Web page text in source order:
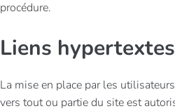
procédure.
Liens hypertextes
La mise en place par les
vers tout ou partie du site est